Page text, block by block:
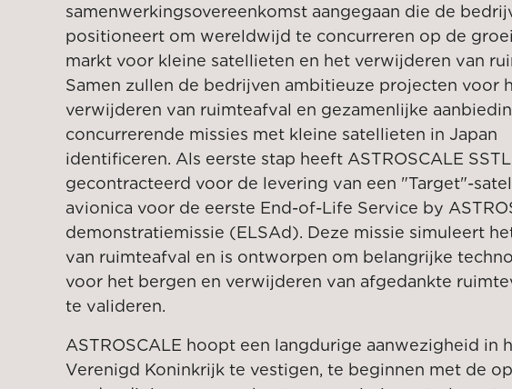
samenwerkingsovereenkomst aangegaan die de
positioneert om wereldwijd te concurreren op de
markt voor kleine satellieten en het verwijderen van
Samen zullen de bedrijven ambitieuze projecten voor
verwijderen van ruimteafval en gezamenlijke
concurrerende missies met kleine satellieten in Japan
identificeren. Als eerste stap heeft ASTROSCALE SSTL
gecontracteerd voor de levering van een "Target"-
avionica voor de eerste End-of-Life Service by
demonstratiemissie (ELSAd). Deze missie simuleert
van ruimteafval en is ontworpen om belangrijke
voor het bergen en verwijderen van afgedankte
te valideren.
ASTROSCALE hoopt een langdurige aanwezigheid in
Verenigd Koninkrijk te vestigen, te beginnen met de